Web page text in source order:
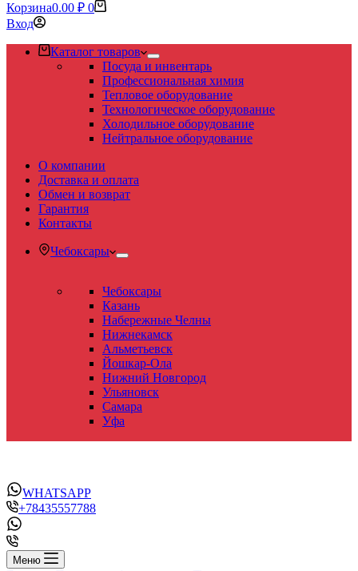
Корзина0.00 ₽ 0
Вход
Каталог товаров
Посуда и инвентарь
Профессиональная химия
Тепловое оборудование
Технологическое оборудование
Холодильное оборудование
Нейтральное оборудование
О компании
Доставка и оплата
Обмен и возврат
Гарантия
Контакты
Чебоксары
Чебоксары
Казань
Набережные Челны
Нижнекамск
Альметьевск
Йошкар-Ола
Нижний Новгород
Ульяновск
Самара
Уфа
WHATSAPP
+78435557788
Меню